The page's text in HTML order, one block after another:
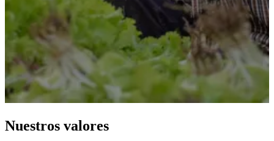
Nuestros valores